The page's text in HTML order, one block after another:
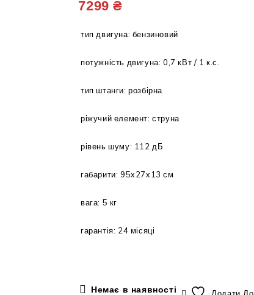
7299₴
тип двигуна: бензиновий
потужність двигуна: 0,7 кВт / 1 к.с.
тип штанги: розбірна
ріжучий елемент: струна
рівень шуму: 112 дБ
габарити: 95х27х13 см
вага: 5 кг
гарантія: 24 місяці
Немає в наявності